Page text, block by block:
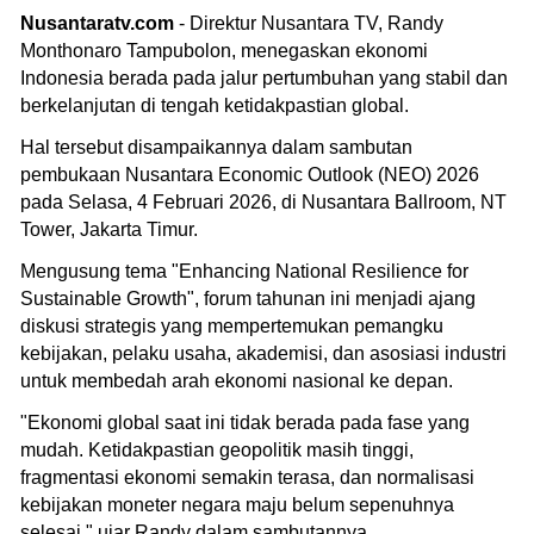
Nusantaratv.com - Direktur Nusantara TV, Randy
Monthonaro Tampubolon, menegaskan ekonomi
Indonesia berada pada jalur pertumbuhan yang stabil dan
berkelanjutan di tengah ketidakpastian global.
Hal tersebut disampaikannya dalam sambutan
pembukaan Nusantara Economic Outlook (NEO) 2026
pada Selasa, 4 Februari 2026, di Nusantara Ballroom, NT
Tower, Jakarta Timur.
Mengusung tema "Enhancing National Resilience for
Sustainable Growth", forum tahunan ini menjadi ajang
diskusi strategis yang mempertemukan pemangku
kebijakan, pelaku usaha, akademisi, dan asosiasi industri
untuk membedah arah ekonomi nasional ke depan.
"Ekonomi global saat ini tidak berada pada fase yang
mudah. Ketidakpastian geopolitik masih tinggi,
fragmentasi ekonomi semakin terasa, dan normalisasi
kebijakan moneter negara maju belum sepenuhnya